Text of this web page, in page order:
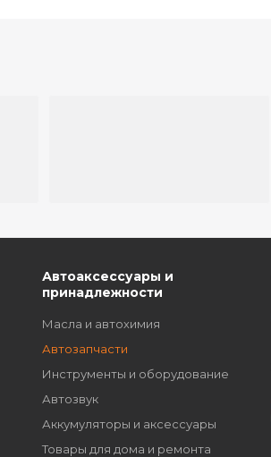
Автоаксессуары и
принадлежности
Масла и автохимия
Автозапчасти
Инструменты и оборудование
Автозвук
Аккумуляторы и аксессуары
Товары для дома и ремонта